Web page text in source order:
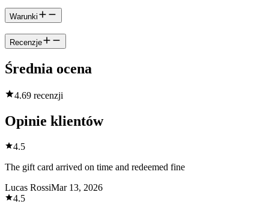
Warunki
Recenzje
Średnia ocena
4.69 recenzji
Opinie klientów
4.5
The gift card arrived on time and redeemed fine
Lucas RossiMar 13, 2026
4.5